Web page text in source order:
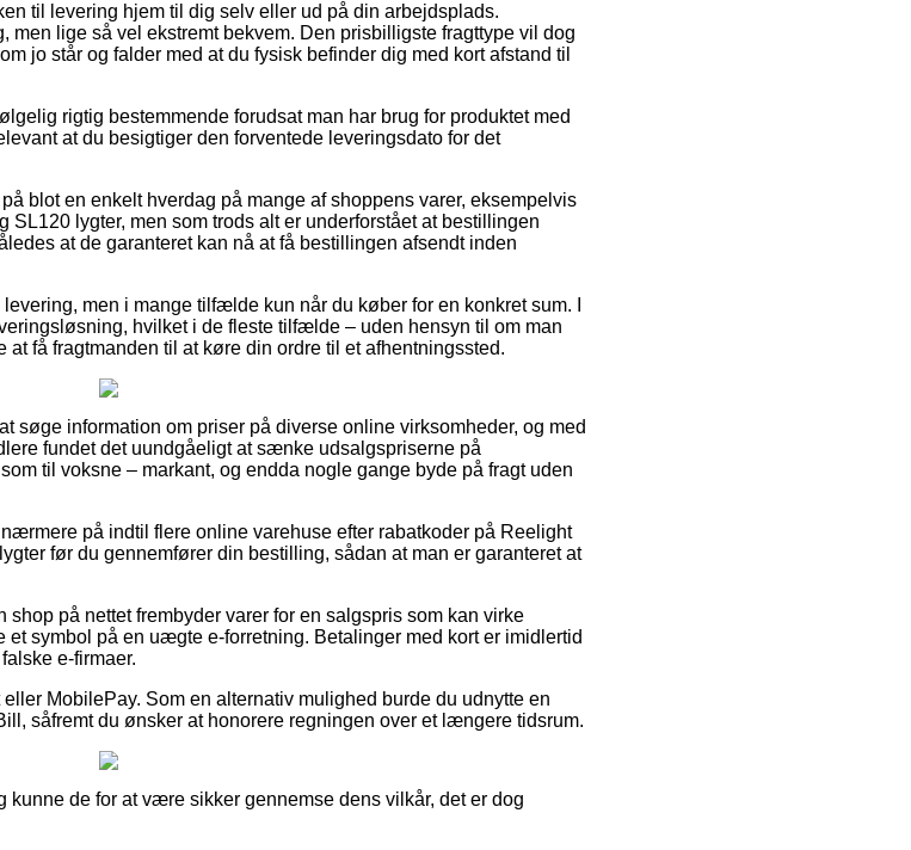
til levering hjem til dig selv eller ud på din arbejdsplads.
men lige så vel ekstremt bekvem. Den prisbilligste fragttype vil dog
jo står og falder med at du fysisk befinder dig med kort afstand til
rigtig bestemmende forudsat man har brug for produktet med
at du besigtiger den forventede leveringsdato for det
blot en enkelt hverdag på mange af shoppens varer, eksempelvis
lygter, men som trods alt er underforstået at bestillingen
at de garanteret kan nå at få bestillingen afsendt inden
men i mange tilfælde kun når du køber for en konkret sum. I
hvilket i de fleste tilfælde – uden hensyn til om man
få fragtmanden til at køre din ordre til et afhentningssted.
søge information om priser på diverse online virksomheder, og med
fundet det uundgåeligt at sænke udsalgspriserne på
til voksne – markant, og endda nogle gange byde på fragt uden
på indtil flere online varehuse efter rabatkoder på Reelight
før du gennemfører din bestilling, sådan at man er garanteret at
på nettet frembyder varer for en salgspris som kan virke
symbol på en uægte e-forretning. Betalinger med kort er imidlertid
e-firmaer.
MobilePay. Som en alternativ mulighed burde du udnytte en
såfremt du ønsker at honorere regningen over et længere tidsrum.
kunne de for at være sikker gennemse dens vilkår, det er dog